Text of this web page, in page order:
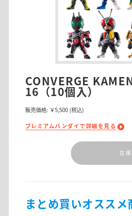
CONVERGE
16（10個入）
販売価格: ￥5,500 (税込)
プレミアムバンダイで詳細を見る
在
まとめ買いオススメ